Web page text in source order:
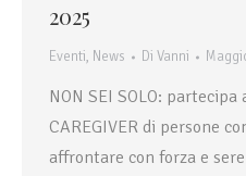
2025
Eventi, News Di Vanni
NON SEI SOLO:
CAREGIVER di persone
affrontare con forza e